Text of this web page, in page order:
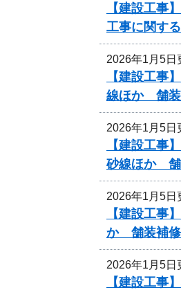
【建設工
工事に関す
2026年1月5日
【建設工事
線ほか 舗装
2026年1月5日
【建設工事
砂線ほか 舗
2026年1月5日
【建設工事
か 舗装補修
2026年1月5日
【建設工事